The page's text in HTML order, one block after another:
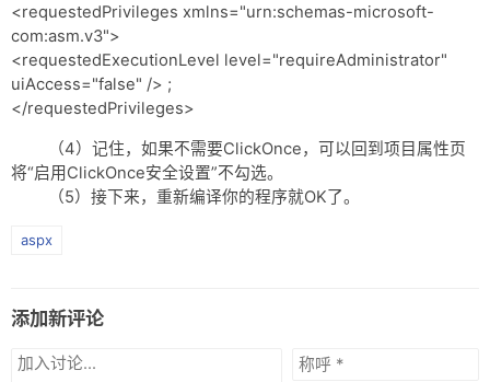
<requestedPrivileges xmlns="urn:schemas-microsoft-
com:asm.v3">
<requestedExecutionLevel level="requireAdministrator"
uiAccess="false" /> ;
</requestedPrivileges>
（4）记住，如果不需要ClickOnce，可以回到项目属性页
将“启用ClickOnce安全设置”不勾选。
（5）接下来，重新编译你的程序就OK了。
aspx
添加新评论